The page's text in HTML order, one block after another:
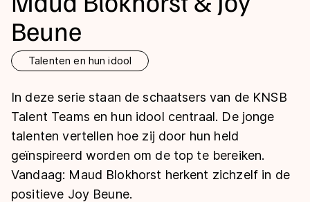
Marathon
Langebaan
Inlineskaten
Kunstschaatsen
Schoonrijden
Natuurijs
Uitslagen
Langebaan
Shorttrack
Marathon
Inlineskaten
Kunstschaatsen
Tijden & historie
Ranglijsten Langebaan
Persoonlijke records & tijden
Historie & statistiek
De weg op
Inschrijven wedstrijden
Algemene Nederlandse Schaatstijd
Schaatsfans
Beune
Talenten en hun idool
In deze serie staan de schaatsers van de KNSB
Talent Teams en hun idool centraal. De jonge
talenten vertellen hoe zij door hun held
geïnspireerd worden om de top te bereiken.
Vandaag: Maud Blokhorst herkent zichzelf in de
positieve Joy Beune.